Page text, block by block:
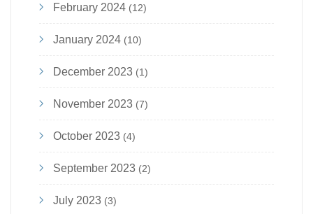
February 2024 (12)
January 2024 (10)
December 2023 (1)
November 2023 (7)
October 2023 (4)
September 2023 (2)
July 2023 (3)